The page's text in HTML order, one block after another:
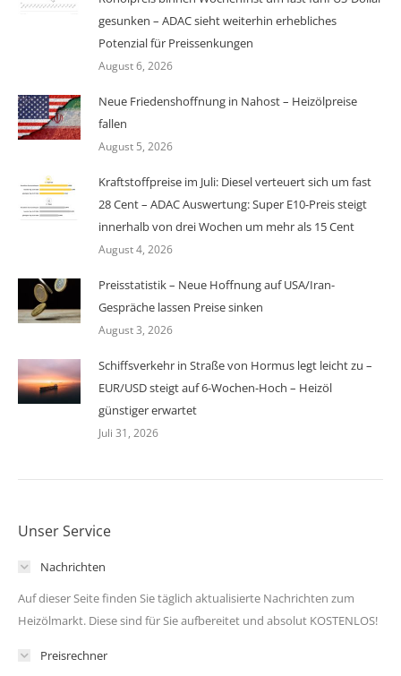
gesunken – ADAC sieht weiterhin erhebliches
Potenzial für Preissenkungen
August 6, 2026
Neue Friedenshoffnung in Nahost – Heizölpreise
fallen
August 5, 2026
Kraftstoffpreise im Juli: Diesel verteuert sich um fast
28 Cent – ADAC Auswertung: Super E10-Preis steigt
innerhalb von drei Wochen um mehr als 15 Cent
August 4, 2026
Preisstatistik – Neue Hoffnung auf USA/Iran-
Gespräche lassen Preise sinken
August 3, 2026
Schiffsverkehr in Straße von Hormus legt leicht zu –
EUR/USD steigt auf 6-Wochen-Hoch – Heizöl
günstiger erwartet
Juli 31, 2026
Unser Service
Nachrichten
Auf dieser Seite finden Sie täglich aktualisierte Nachrichten zum
Heizölmarkt. Diese sind für Sie aufbereitet und absolut KOSTENLOS!
Preisrechner